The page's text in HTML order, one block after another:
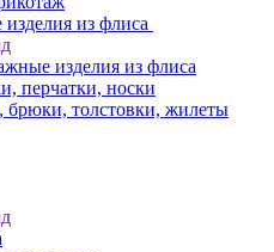
из флиса
изделия из флиса
перчатки, носки
брюки, толстовки, жилеты